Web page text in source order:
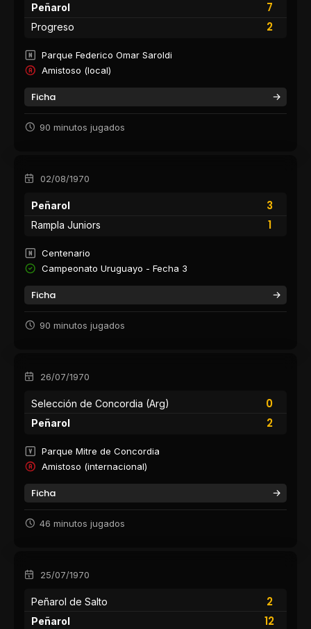
Peñarol
7
2
Progreso
Parque Federico Omar Saroldi
Amistoso (local)
Ficha
90 minutos jugados
02/08/1970
Peñarol
3
1
Rampla Juniors
Centenario
Campeonato Uruguayo - Fecha 3
Ficha
90 minutos jugados
26/07/1970
Selección de Concordia (Arg)
0
2
Peñarol
Parque Mitre de Concordia
Amistoso (internacional)
Ficha
46 minutos jugados
25/07/1970
Peñarol de Salto
2
12
Peñarol